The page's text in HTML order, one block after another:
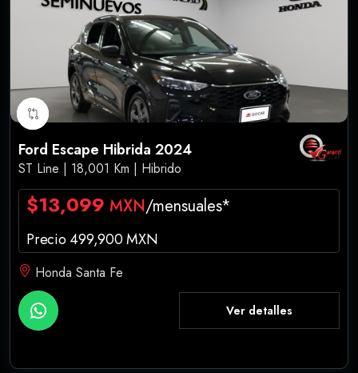
Ford Escape Hibrida 2024
ST Line | 18,001 Km | Hibrido
$13,099 MXN/mensuales*
Precio 499,900 MXN
Honda Santa Fe
Ver detalles